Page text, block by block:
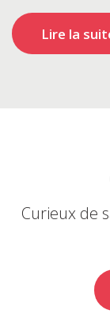
Lire la
Curieux de